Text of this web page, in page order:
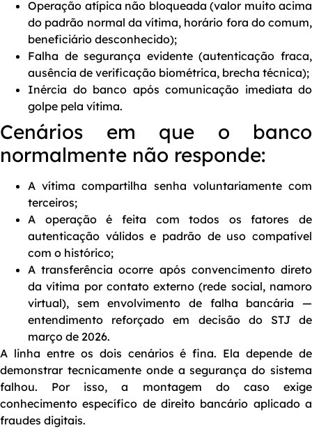
Operação atípica não bloqueada (valor muito acima
do padrão normal da vítima, horário fora do comum,
beneficiário desconhecido);
Falha de segurança evidente (autenticação fraca,
ausência de verificação biométrica, brecha técnica);
Inércia do banco após comunicação imediata do
golpe pela vítima.
Cenários em que o banco
normalmente não responde:
A vítima compartilha senha voluntariamente com
terceiros;
A operação é feita com todos os fatores de
autenticação válidos e padrão de uso compatível
com o histórico;
A transferência ocorre após convencimento direto
da vítima por contato externo (rede social, namoro
virtual), sem envolvimento de falha bancária —
entendimento reforçado em decisão do STJ de
março de 2026.
A linha entre os dois cenários é fina. Ela depende de
demonstrar tecnicamente onde a segurança do sistema
falhou. Por isso, a montagem do caso exige
conhecimento específico de direito bancário aplicado a
fraudes digitais.